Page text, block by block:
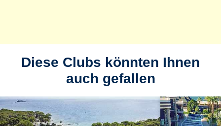
Diese Clubs könnten Ihnen
auch gefallen